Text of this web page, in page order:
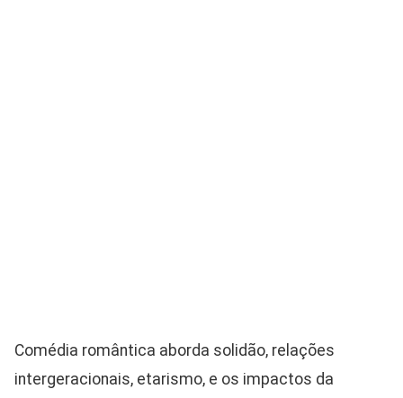
Comédia romântica aborda solidão, relações
intergeracionais, etarismo, e os impactos da